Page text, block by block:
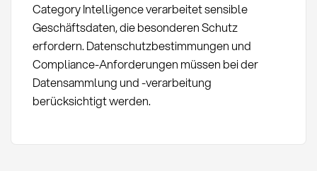
Category Intelligence verarbeitet sensible
Geschäftsdaten, die besonderen Schutz
erfordern. Datenschutzbestimmungen und
Compliance-Anforderungen müssen bei der
Datensammlung und -verarbeitung
berücksichtigt werden.